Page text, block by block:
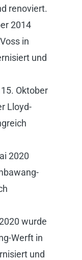
renoviert.
2014
in
und
Oktober
Lloyd-
2020
wurde
Werft in
und